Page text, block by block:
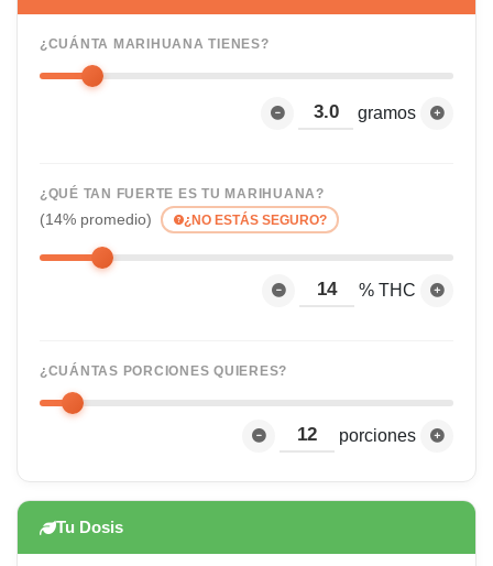
¿CUÁNTA MARIHUANA TIENES?
gramos
¿QUÉ TAN FUERTE ES TU MARIHUANA?
(14% promedio) ¿NO ESTÁS SEGURO?
% THC
¿CUÁNTAS PORCIONES QUIERES?
porciones
Tu Dosis